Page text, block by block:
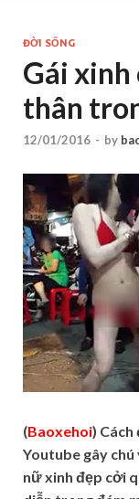
ĐỜI SỐNG
Gái xinh
thân
12/01/2016 - by
(Baoxehoi)
Youtube gây
nữ xinh đẹp cởi